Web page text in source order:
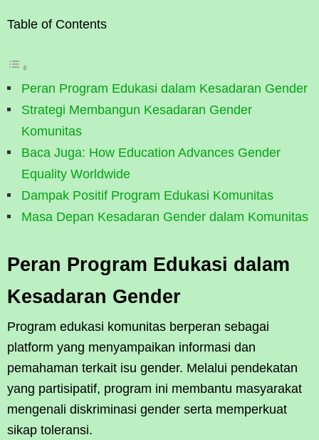
Table of Contents
Peran Program Edukasi dalam Kesadaran Gender
Strategi Membangun Kesadaran Gender
Komunitas
Baca Juga: How Education Advances Gender
Equality Worldwide
Dampak Positif Program Edukasi Komunitas
Masa Depan Kesadaran Gender dalam Komunitas
Peran Program Edukasi dalam
Kesadaran Gender
Program edukasi komunitas berperan sebagai
platform yang menyampaikan informasi dan
pemahaman terkait isu gender. Melalui pendekatan
yang partisipatif, program ini membantu masyarakat
mengenali diskriminasi gender serta memperkuat
sikap toleransi.